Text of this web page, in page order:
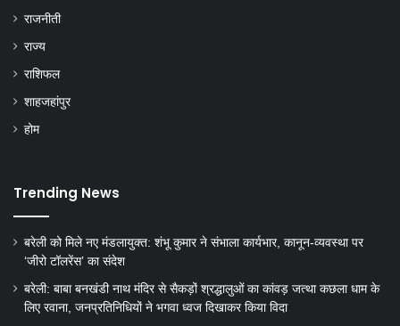
राजनीती
राज्य
राशिफल
शाहजहांपुर
होम
Trending News
बरेली को मिले नए मंडलायुक्त: शंभू कुमार ने संभाला कार्यभार, कानून-व्यवस्था पर
‘जीरो टॉलरेंस’ का संदेश
बरेली: बाबा बनखंडी नाथ मंदिर से सैकड़ों श्रद्धालुओं का कांवड़ जत्था कछला धाम के
लिए रवाना, जनप्रतिनिधियों ने भगवा ध्वज दिखाकर किया विदा